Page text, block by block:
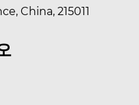
China, 215011